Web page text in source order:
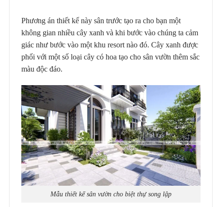
Phương án thiết kế này sân trước tạo ra cho bạn một
không gian nhiều cây xanh và khi bước vào chúng ta cảm
giác như bước vào một khu resort nào đó. Cây xanh được
phối với một số loại cây có hoa tạo cho sân vườn thêm sắc
màu độc đáo.
Mẫu thiết kế sân vườn cho biệt thự song lập